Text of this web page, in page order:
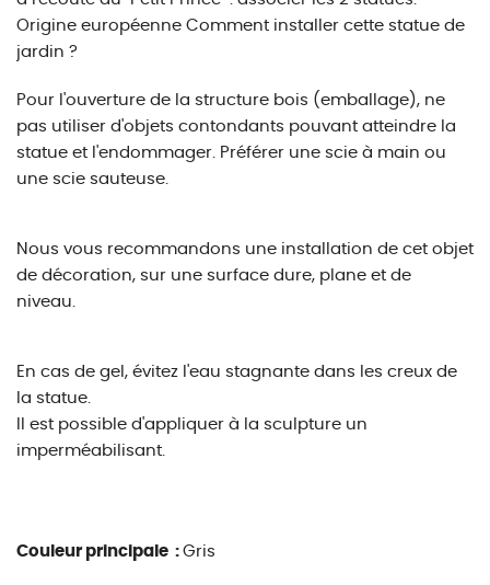
Origine européenne Comment installer cette statue de
jardin ?
Pour l'ouverture de la structure bois (emballage), ne
pas utiliser d'objets contondants pouvant atteindre la
statue et l'endommager. Préférer une scie à main ou
une scie sauteuse.
Nous vous recommandons une installation de cet objet
de décoration, sur une surface dure, plane et de
niveau.
En cas de gel, évitez l'eau stagnante dans les creux de
la statue.
Il est possible d'appliquer à la sculpture un
imperméabilisant.
Couleur principale : Gris